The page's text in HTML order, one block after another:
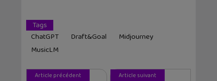
Tags
ChatGPT
Draft&Goal
Midjourney
MusicLM
Article précédent Article suivant